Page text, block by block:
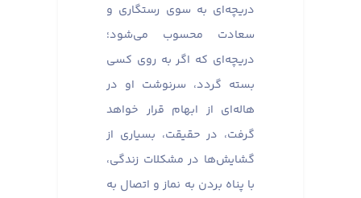
دریچه‌ای به سوی رستگاری و
سعادت محسوب می‌شود؛
دریچه‌ای که اگر به روی کسی
بسته گردد، سرنوشت او در
هاله‌ای از ابهام قرار خواهد
گرفت، در حقیقت، بسیاری از
گشایش‌ها در مشکلات زندگی،
با پناه بردن به نماز و اتصال به